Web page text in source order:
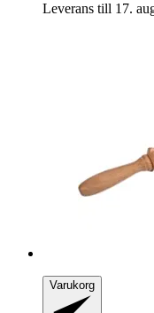
Leverans till 17.
Varukorg